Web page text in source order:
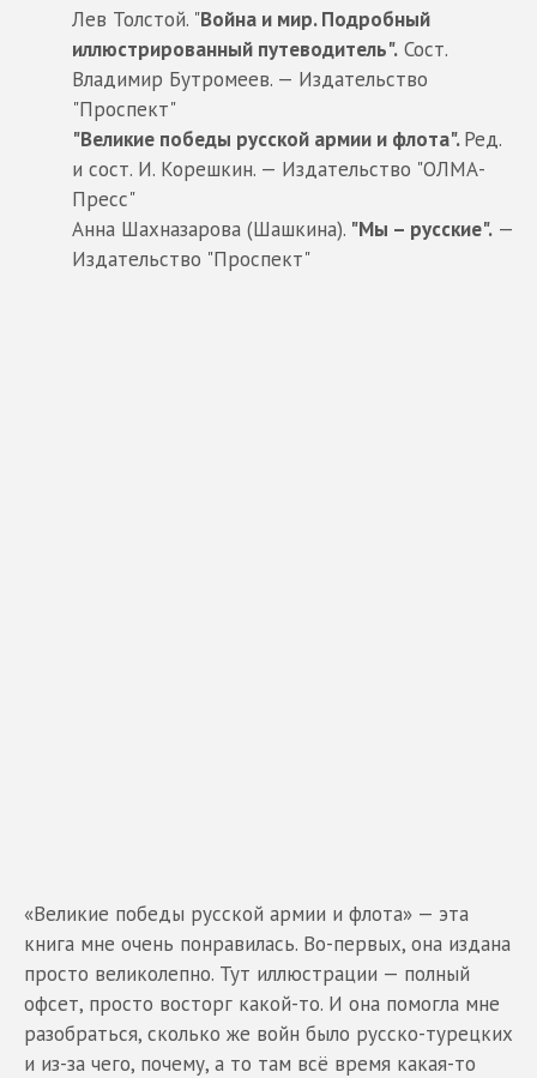
Лев Толстой. "Война и мир. Подробный
иллюстрированный путеводитель". Сост.
Владимир Бутромеев. — Издательство
"Проспект"
"Великие победы русской армии и флота".Ред.
и сост. И. Корешкин. — Издательство "ОЛМА-
Пресс"
Анна Шахназарова (Шашкина). "Мы – русские". —
Издательство "Проспект"
«Великие победы русской армии и флота» — эта
книга мне очень понравилась. Во-первых, она издана
просто великолепно. Тут иллюстрации — полный
офсет, просто восторг какой-то. И она помогла мне
разобраться, сколько же войн было русско-турецких
и из-за чего, почему, а то там всё время какая-то